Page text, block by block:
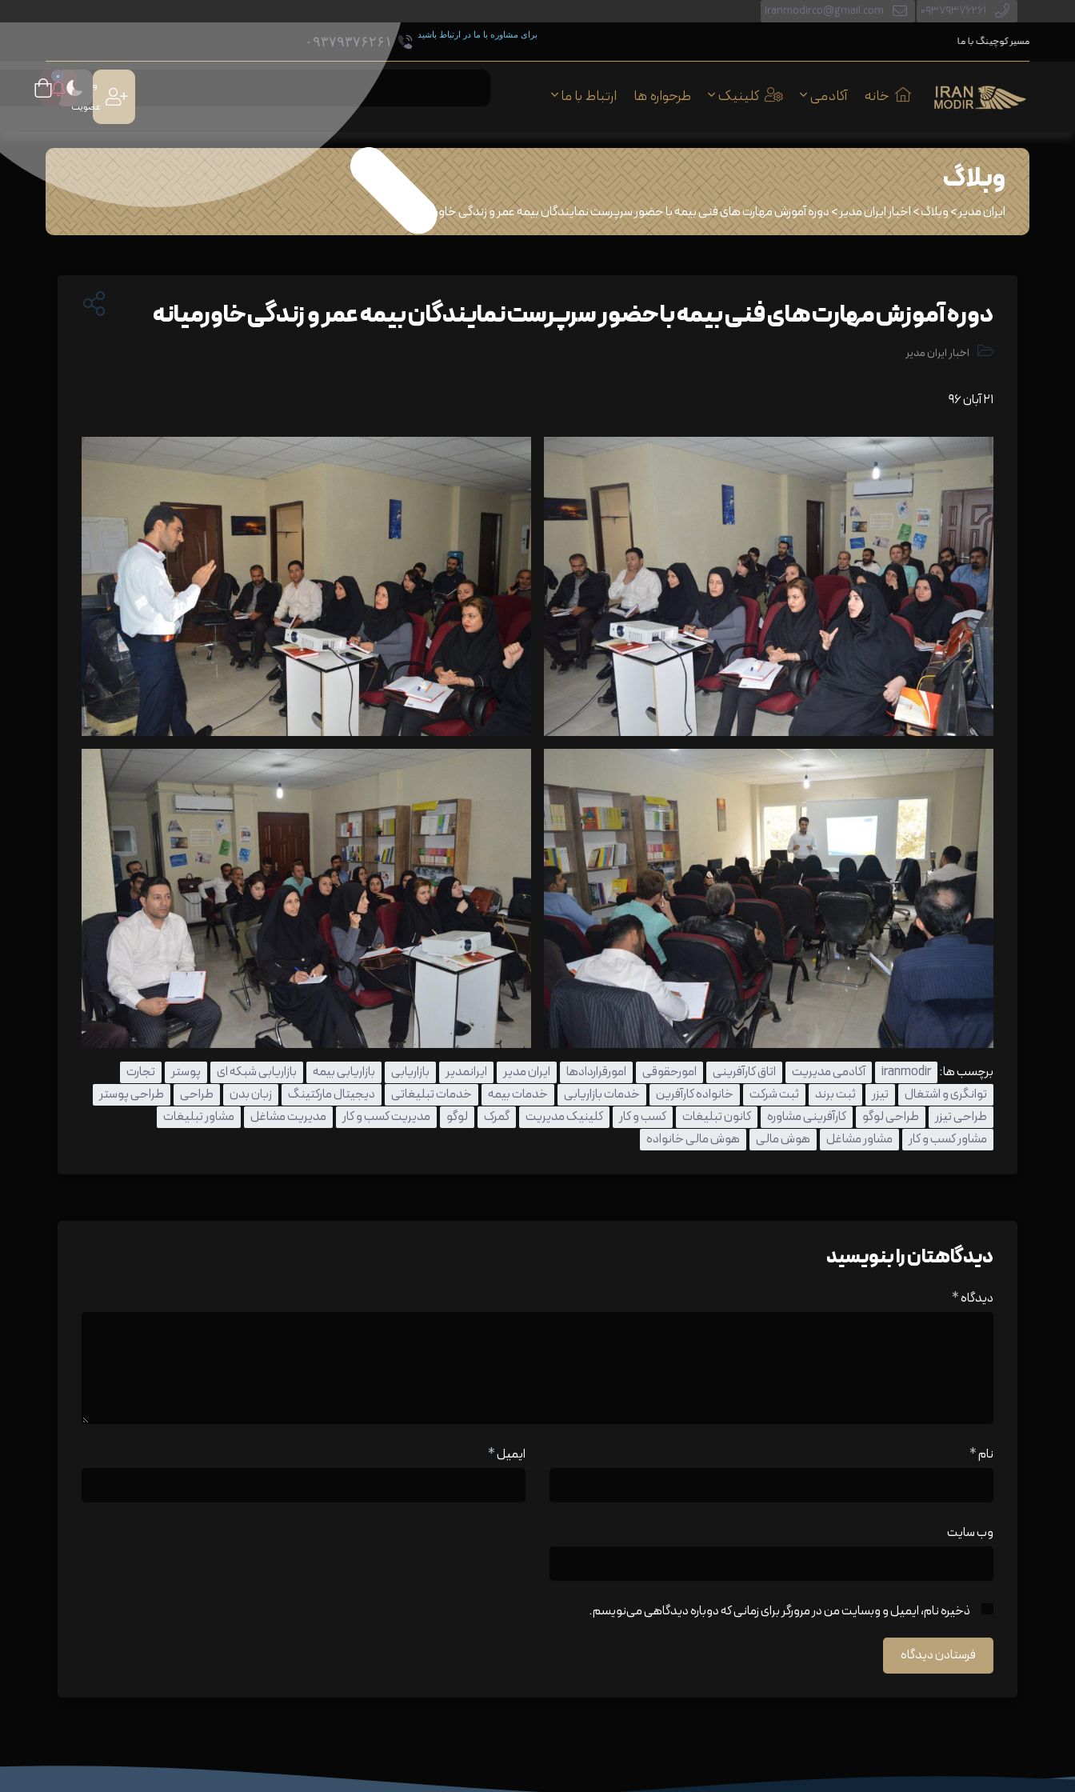
۰۹۳۷۹۳۷۶۲۶۱ iranmodirco@gmail.com
مسیر کوچینگ با ما مسیر کوچینگ با ما برای مشاوره با ما در ارتباط باشید ۰۹۳۷۹۳۷۶۲۶۱
خانه آکادمی کلینیک طرحواره ها ارتباط با ما
ورود /
عضویت
۰
وبلاگ
ایران مدیر>وبلاگ>اخبار ایران مدیر>دوره آموزش مهارت های فنی بیمه با حضور سرپرست نمایندگان بیمه عمر و زندگی خاورمیانه
دوره آموزش مهارت های فنی بیمه با حضور سرپرست نمایندگان بیمه عمر و زندگی خاورمیانه
اخبار ایران مدیر
۲۱ آبان ۹۶
برچسب ها: iranmodir آکادمی مدیریت اتاق کارآفرینی امورحقوقی امورقراردادها ایران مدیر ایرانمدیر بازاریابی بازاریابی بیمه بازاریابی شبکه ای پوستر
تجارت
توانگری و اشتغال
تیزر ثبت برند ثبت شرکت خانواده کارآفرین خدمات بازاریابی خدمات بیمه خدمات تبلیغاتی دیجیتال مارکتینگ زبان بدن طراحی
طراحی پوستر
طراحی تیزر
طراحی لوگو کارآفرینی مشاوره کانون تبلیغات کسب و کار کلینیک مدیریت گمرک لوگو مدیریت کسب و کار مدیریت مشاغل
مشاور تبلیغات
مشاور کسب و کار
مشاور مشاغل هوش مالی هوش مالی خانواده
دیدگاهتان را بنویسید
دیدگاه*
نام* ایمیل*
وب‌ سایت
ذخیره نام، ایمیل و وبسایت من در مرورگر برای زمانی که دوباره دیدگاهی می‌نویسم.